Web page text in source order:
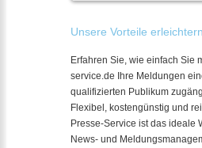
Unsere Vorteile
Erfahren Sie, wie einfach Sie
service.de Ihre Meldungen
qualifizierten Publikum
Flexibel, kostengünstig und
Presse-Service ist das ideale
News- und